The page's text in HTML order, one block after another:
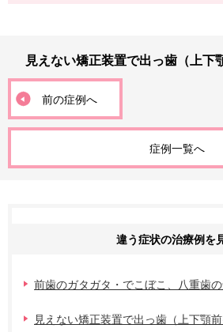
見えない矯正装置で出っ歯（上下
前の症例へ
症例一覧へ
違う症状の治療例を
前歯のガタガタ・でこぼこ、八重歯
見えない矯正装置で出っ歯（上下顎